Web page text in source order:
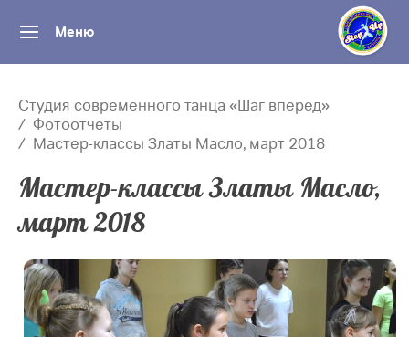
Меню
Студия современного танца «Шаг вперед»
Фотоотчеты
Мастер-классы Златы Масло, март 2018
Мастер-классы Златы Масло,
март 2018